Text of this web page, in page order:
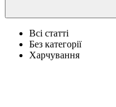
Всі статті
Без категорії
Харчування